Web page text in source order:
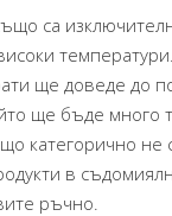
са
ще доведе до
ще бъде много
категорично
в
ръчно.